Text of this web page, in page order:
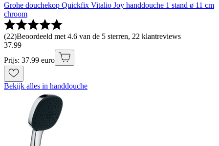
Grohe douchekop Quickfix Vitalio Joy handdouche 1 stand ø 11 cm
chroom
(22)Beoordeeld met 4.6 van de 5 sterren, 22 klantreviews
37.99
Prijs: 37.99 euro
Bekijk alles in handdouche